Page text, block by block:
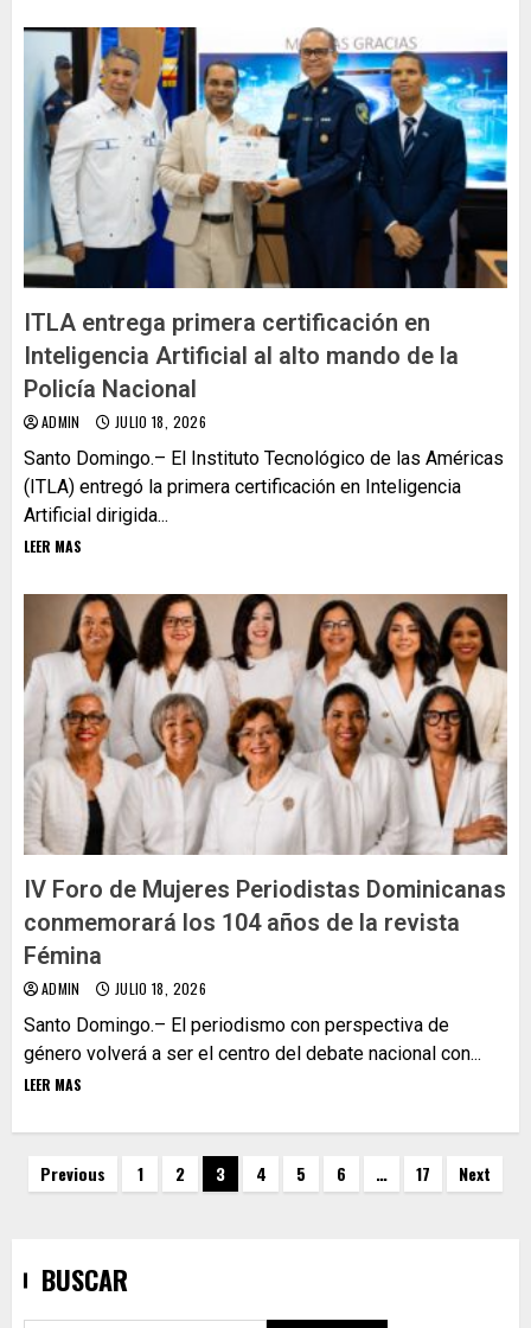
ITLA entrega primera certificación en
Inteligencia Artificial al alto mando de la
Policía Nacional
ADMIN JULIO 18, 2026
Santo Domingo.– El Instituto Tecnológico de las Américas
(ITLA) entregó la primera certificación en Inteligencia
Artificial dirigida...
LEER MAS
IV Foro de Mujeres Periodistas Dominicanas
conmemorará los 104 años de la revista
Fémina
ADMIN JULIO 18, 2026
Santo Domingo.– El periodismo con perspectiva de
género volverá a ser el centro del debate nacional con...
LEER MAS
Previous 1 2 3 4 5 6 … 17 Next
BUSCAR